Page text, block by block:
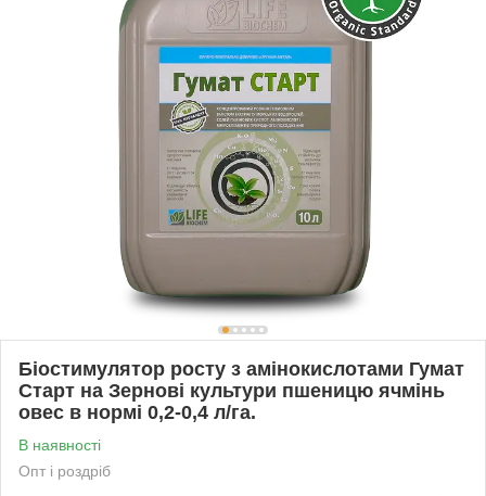
Біостимулятор росту з амінокислотами Гумат
Старт на Зернові культури пшеницю ячмінь
овес в нормі 0,2-0,4 л/га.
В наявності
Опт і роздріб